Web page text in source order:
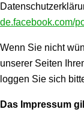
de.facebook.com/
Wenn Sie nicht
unserer Seiten
loggen Sie sich
Das Impressum